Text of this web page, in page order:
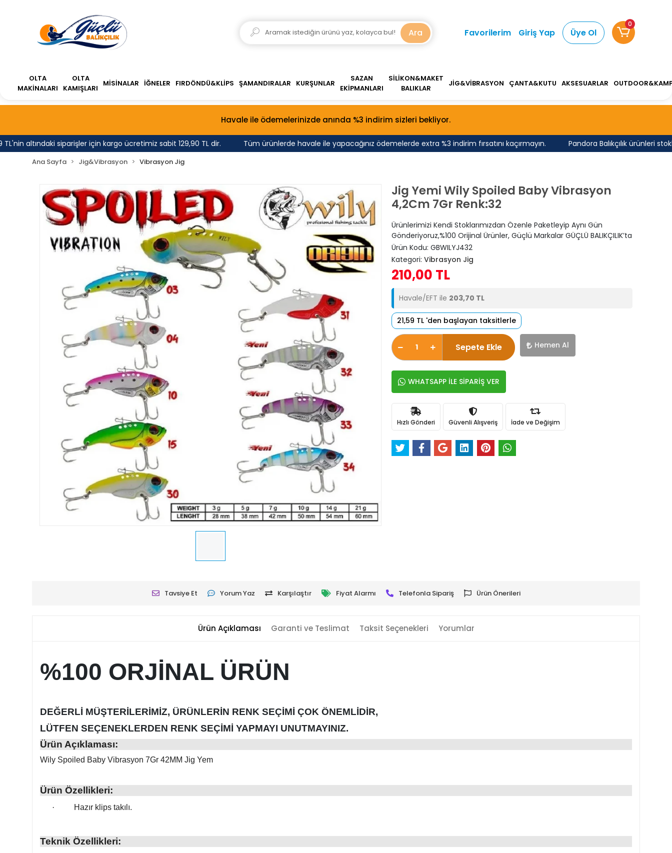
Havale ile ödemelerinizde anında %3 indirim sizleri bekliyor.
altındaki siparişler için kargo ücretimiz sabit 129,90 TL dir. Tüm ürünlerde havale ile yapacağınız ödemelerde extra %3 indirim fırsatını kaçırmayın. Pandora Balıkçılık ürünleri
Ara Favorilerim Giriş Yap Üye Ol
0
OLTA
MAKİNALARI
OLTA
KAMIŞLARI
MİSİNALAR İĞNELER FIRDÖNDÜ&KLİPS ŞAMANDIRALAR KURŞUNLAR
SAZAN
EKİPMANLARI
SİLİKON&MAKET
BALIKLAR
JİG&VİBRASYON ÇANTA&KUTU AKSESUARLAR
Ana Sayfa Jig&Vibrasyon Vibrasyon Jig
Jig Yemi Wily Spoiled Baby Vibrasyon
4,2Cm 7Gr Renk:32
Ürünlerimizi Kendi Stoklarımızdan Özenle Paketleyip Aynı Gün
Gönderiyoruz,%100 Orijinal Ürünler, Güçlü Markalar GÜÇLÜ BALIKÇILIK’ta
Ürün Kodu: GBWILYJ432
Kategori: Vibrasyon Jig
210,00 TL
Havale/EFT ile 203,70 TL
21,59 TL 'den başlayan taksitlerle
Sepete Ekle Hemen Al
WHATSAPP İLE SİPARİŞ VER
Hızlı Gönderi Güvenli Alışveriş İade ve Değişim
Tavsiye Et Yorum Yaz Karşılaştır Fiyat Alarmı Telefonla Sipariş Ürün Önerileri
Ürün Açıklaması Garanti ve Teslimat Taksit Seçenekleri Yorumlar
%100 ORJİNAL ÜRÜN
DEĞERLİ MÜŞTERİLERİMİZ, ÜRÜNLERİN RENK SEÇİMİ ÇOK ÖNEMLİDİR,
LÜTFEN SEÇENEKLERDEN RENK SEÇİMİ YAPMAYI UNUTMAYINIZ.
Ürün Açıklaması:
Wily Spoiled Baby Vibrasyon 7Gr 42MM Jig Yem
Ürün Özellikleri:
· Hazır klips takılı.
Teknik Özellikleri: